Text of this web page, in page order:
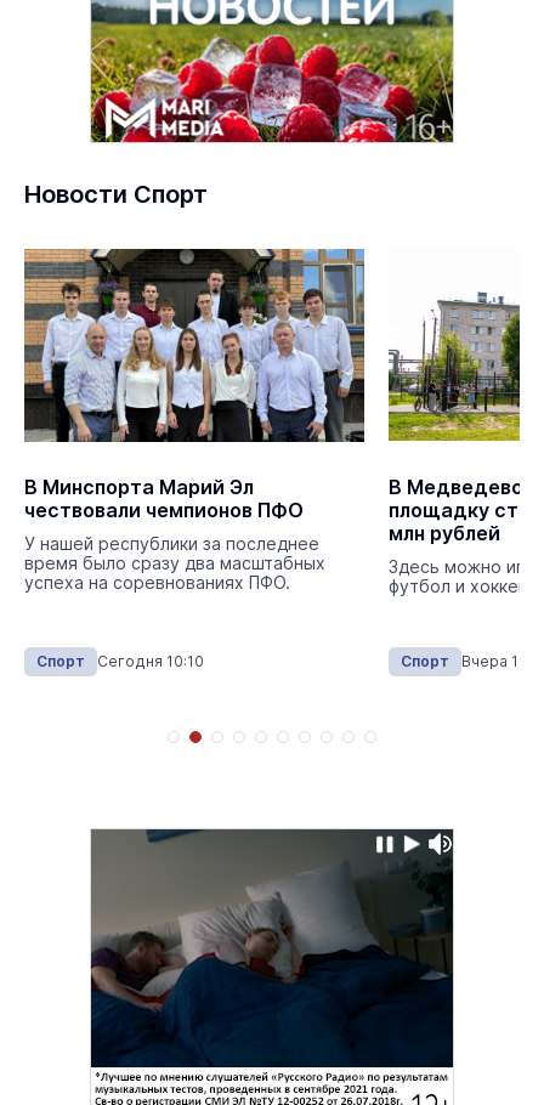
Новости Спорт
В Минспорта Марий Эл
чествовали чемпионов ПФО
У нашей республики за последнее
время было сразу два масштабных
успеха на соревнованиях ПФО.
Спорт Сегодня 10:10
В Медведево
площадку
млн рублей
Здесь можно
футбол и хоккей.
Спорт Вчера